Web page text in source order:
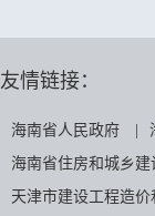
友情链接：
海南省人民政府
海南省住房和城乡建
天津市建设工程造